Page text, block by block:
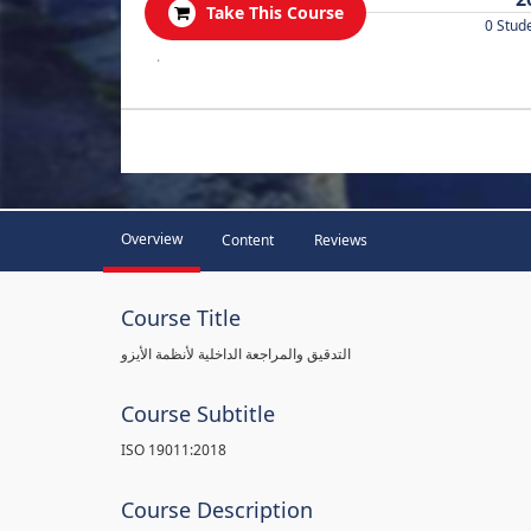
Take This Course
0
.
Overview Content Reviews
Course Title
التدقيق والمراجعة الداخلية لأنظمة الأيزو
Course Subtitle
ISO 19011:2018
Course Description